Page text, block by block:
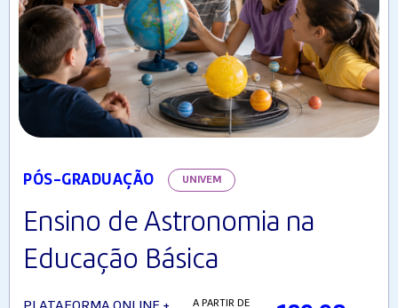
PÓS-GRADUAÇÃO UNIVEM
Ensino de Astronomia na
Educação Básica
A PARTIR DE